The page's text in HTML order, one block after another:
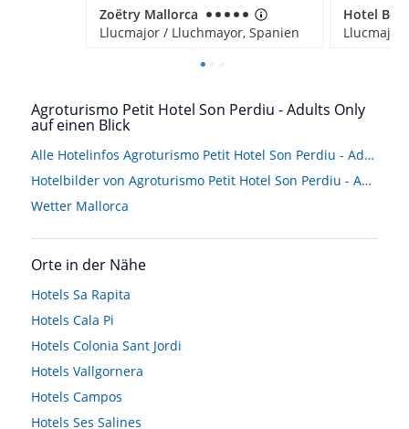
Zoëtry Mallorca
Llucmajor / Lluchmayor, Spanien
Hotel
Llucmajor
Agroturismo Petit Hotel Son Perdiu - Adults Only
auf einen Blick
Alle Hotelinfos Agroturismo Petit Hotel Son Perdiu - Adults Only
Hotelbilder von Agroturismo Petit Hotel Son Perdiu - Adults Only
Wetter Mallorca
Orte in der Nähe
Hotels Sa Rapita
Hotels Cala Pi
Hotels Colonia Sant Jordi
Hotels Vallgornera
Hotels Campos
Hotels Ses Salines